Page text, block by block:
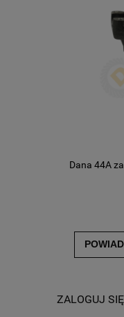
Dana 44A
ZALOGUJ SIĘ